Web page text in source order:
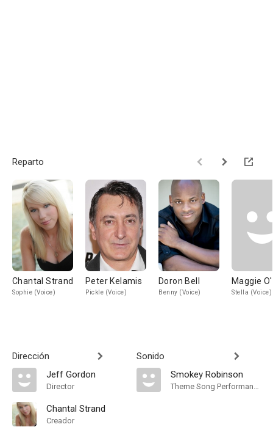
Reparto
Chantal Strand
Sophie (Voice)
Peter Kelamis
Pickle (Voice)
Doron Bell
Benny (Voice)
Maggie
Stella (Voice)
Dirección
Jeff Gordon
Director
Chantal Strand
Creador
Sonido
Smokey Robinson
Theme Song Performance